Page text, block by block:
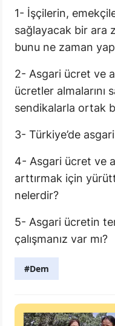
1- İşçilerin,
sağlayacak bir ara
bunu ne zaman
2- Asgari ücret ve
ücretler
sendikalarla ortak
3- Türkiye’de
4- Asgari ücret ve
arttırmak için
nelerdir?
5- Asgari ücretin
çalışmanız var mı?
#Dem